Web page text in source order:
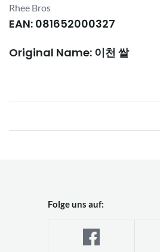
Rhee Bros
EAN: 081652000327
Original Name: 이천 쌀
Folge uns auf: